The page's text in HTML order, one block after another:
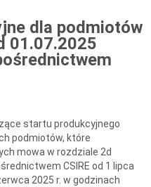
dla podmiotów
01.07.2025
startu produkcyjnego
podmiotów, które
mowa w rozdziale 2d
CSIRE od 1 lipca
2025 r. w godzinach